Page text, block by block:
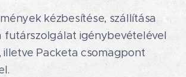
kézbesítése, szállítása
futárszolgálat igénybevételével
illetve Packeta csomagpont